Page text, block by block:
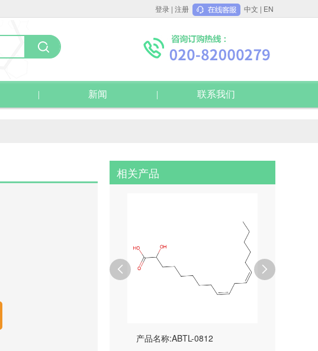
登录 | 注册 中文 | EN
新闻 联系我们
相关产品
产品名称:ABTL-0812
 